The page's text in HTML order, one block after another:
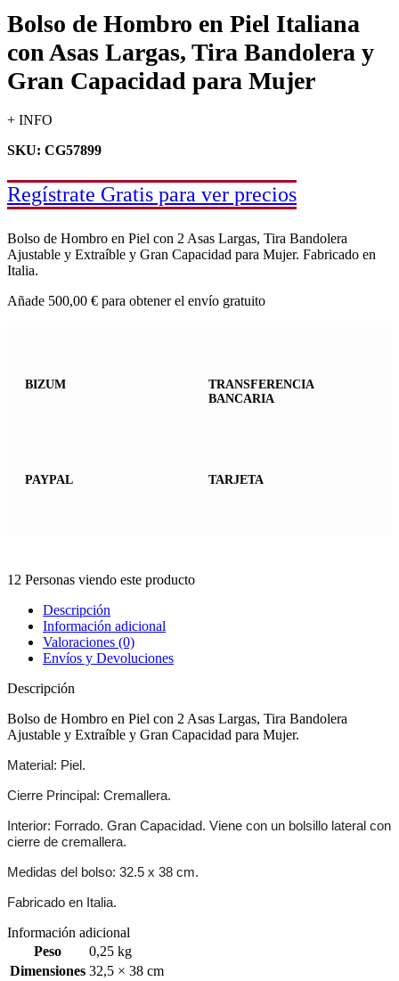
Bolso de Hombro en Piel Italiana
con Asas Largas, Tira Bandolera y
Gran Capacidad para Mujer
+ INFO
SKU: CG57899
Regístrate Gratis para ver precios
Bolso de Hombro en Piel con 2 Asas Largas, Tira Bandolera
Ajustable y Extraíble y Gran Capacidad para Mujer. Fabricado en
Italia.
Añade 500,00 € para obtener el envío gratuito
BIZUM
TRANSFERENCIA
BANCARIA
PAYPAL TARJETA
12 Personas viendo este producto
Descripción
Información adicional
Valoraciones (0)
Envíos y Devoluciones
Descripción
Bolso de Hombro en Piel con 2 Asas Largas, Tira Bandolera
Ajustable y Extraíble y Gran Capacidad para Mujer.
Material: Piel.
Cierre Principal: Cremallera.
Interior: Forrado. Gran Capacidad. Viene con un bolsillo lateral con
cierre de cremallera.
Medidas del bolso: 32.5 x 38 cm.
Fabricado en Italia.
Información adicional
Peso
0,25 kg
Dimensiones 32,5 × 38 cm